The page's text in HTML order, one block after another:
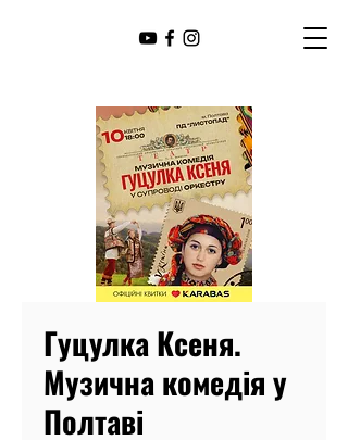
Гуцулка Ксеня.
Музична комедія у
Полтаві